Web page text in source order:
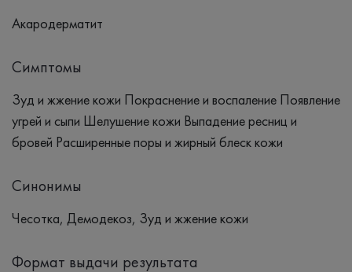
Акародерматит
Симптомы
Зуд и жжение кожи Покраснение и воспаление Появление
угрей и сыпи Шелушение кожи Выпадение ресниц и
бровей Расширенные поры и жирный блеск кожи
Синонимы
Чесотка, Демодекоз, Зуд и жжение кожи
Формат выдачи результата